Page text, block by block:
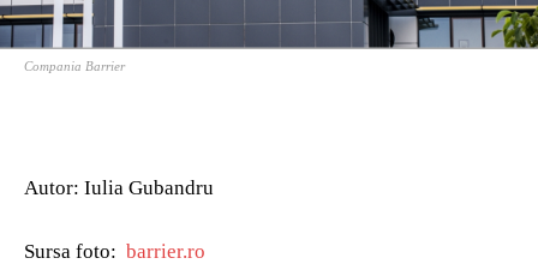
Compania Barrier
Autor: Iulia Gubandru
Sursa foto: barrier.ro